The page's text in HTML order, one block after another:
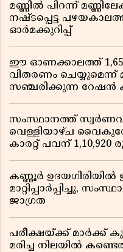
മണ്ണിൽ പിറന്ന്
നഷ്ടപ്പെട്ട
ഓർമക്കുറിപ്പ്
ഈ ഓണക്കാലത്ത്
വിതരണം
സഞ്ചരിക്കുന്ന റേഷൻ
സംസ്ഥാനത്ത്
വെള്ളിയാഴ്ച
കാരറ്റ് പവന് 1,10,920
കണ്ണൂർ
മാറ്റിപ്പാർപ്പിച്ചു,
ജാഗ്രത
പരീക്ഷയ്ക്ക് മാർക്ക്
മരിച്ച നിലയിൽ